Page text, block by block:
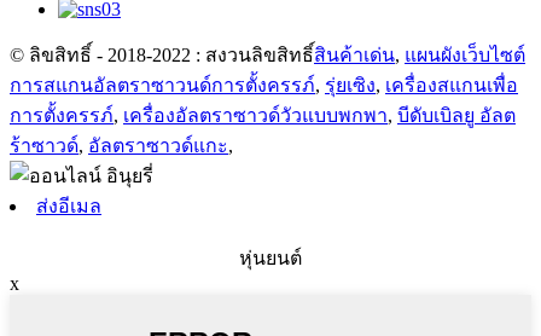
© ลิขสิทธิ์ - 2018-2022 : สงวนลิขสิทธิ์สินค้าเด่น, แผนผังเว็บไซต์
การสแกนอัลตราซาวนด์การตั้งครรภ์, รุ่ยเซิง, เครื่องสแกนเพื่อ
การตั้งครรภ์, เครื่องอัลตราซาวด์วัวแบบพกพา, บีดับเบิลยู อัลต
ร้าซาวด์, อัลตราซาวด์แกะ,
ส่งอีเมล
หุ่นยนต์
x